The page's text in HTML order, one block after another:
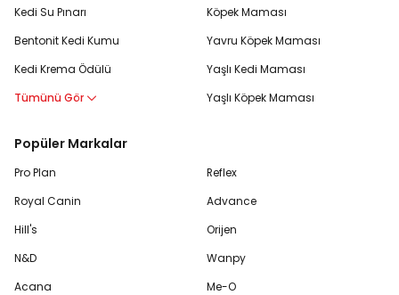
Kedi Su Pınarı
Bentonit Kedi Kumu
Kedi Krema Ödülü
Tümünü Gör
Köpek Maması
Yavru Köpek Maması
Yaşlı Kedi Maması
Yaşlı Köpek Maması
Popüler Markalar
Pro Plan
Royal Canin
Hill's
N&D
Acana
Reflex
Advance
Orijen
Wanpy
Me-O